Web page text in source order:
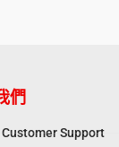
們
Customer Support